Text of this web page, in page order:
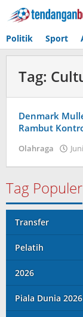
Lewati
ke
Politik Sport
Tag:
Denmark
Rambut
Olahraga
Tag Populer
Transfer
Pelatih
2026
Piala Dunia 2026